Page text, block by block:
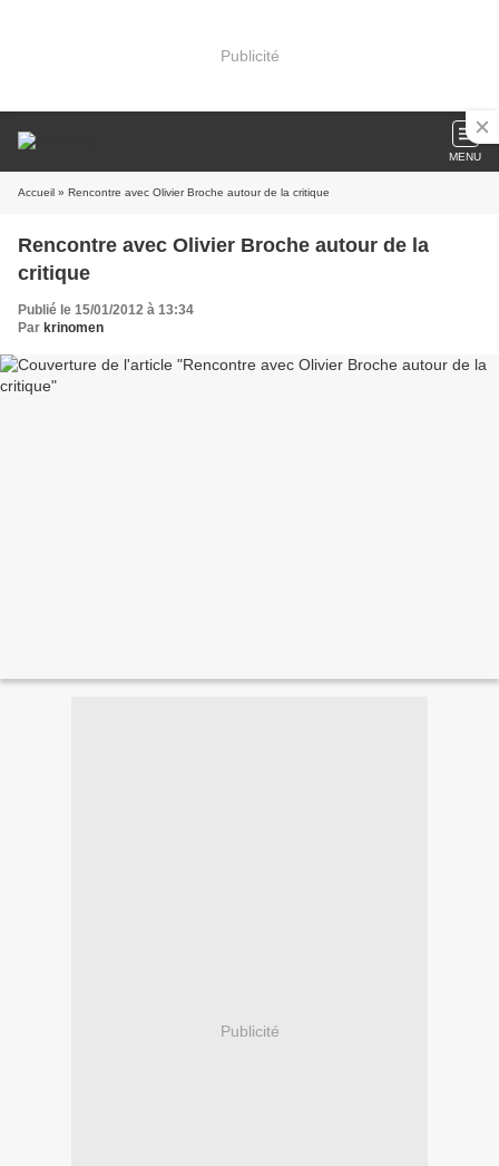
Publicité
MENU
Accueil » Rencontre avec Olivier Broche autour de la critique
Rencontre avec Olivier Broche autour de la
critique
Publié le 15/01/2012 à 13:34
Par krinomen
Publicité